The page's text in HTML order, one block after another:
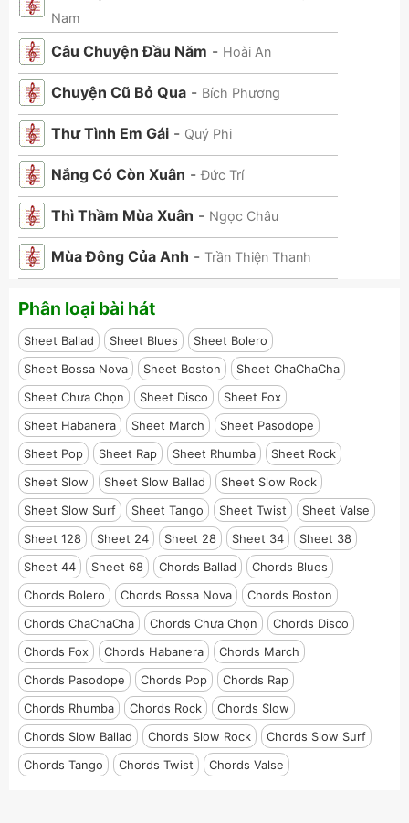
Nam
Câu Chuyện Đầu Năm - Hoài An
Chuyện Cũ Bỏ Qua - Bích Phương
Thư Tình Em Gái - Quý Phi
Nắng Có Còn Xuân -Đức Trí
Thì Thầm Mùa Xuân - Ngọc Châu
Mùa Đông Của Anh - Trần Thiện Thanh
Phân loại bài hát
Sheet Ballad Sheet Blues
Sheet Bolero
Sheet Bossa Nova
Sheet Boston
Sheet ChaChaCha
Sheet Chưa Chọn
Sheet Disco
Sheet Fox
Sheet Habanera
Sheet March
Sheet Pasodope
Sheet Pop
Sheet Rap Sheet Rhumba
Sheet Rock
Sheet Slow
Sheet Slow Ballad
Sheet Slow Rock
Sheet Slow Surf
Sheet Tango Sheet Twist
Sheet Valse
Sheet 128
Sheet 24 Sheet 28 Sheet 34
Sheet 38
Sheet 44
Sheet 68 Chords Ballad
Chords Blues
Chords Bolero
Chords Bossa Nova
Chords Boston
Chords ChaChaCha
Chords Chưa Chọn
Chords Disco
Chords Fox
Chords Habanera
Chords March
Chords Pasodope
Chords Pop
Chords Rap
Chords Rhumba
Chords Rock
Chords Slow
Chords Slow Ballad
Chords Slow Rock
Chords Slow Surf
Chords Tango
Chords Twist Chords Valse